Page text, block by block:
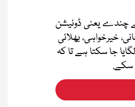
چندے یعنی ڈونیشن
خیرخواہی، بھلائی
جا سکتا ہے تا کہ
سکے.